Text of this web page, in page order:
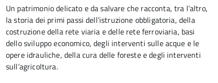
Un patrimonio delicato e da salvare che racconta, tra l’altro,
la storia dei primi passi dell’istruzione obbligatoria, della
costruzione della rete viaria e delle rete ferroviaria, basi
dello sviluppo economico, degli interventi sulle acque e le
opere idrauliche, della cura delle foreste e degli interventi
sull’agricoltura.